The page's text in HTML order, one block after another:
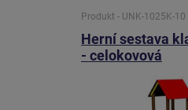
Produkt - UNK-1025K-10
Herní sestava
- celokovová